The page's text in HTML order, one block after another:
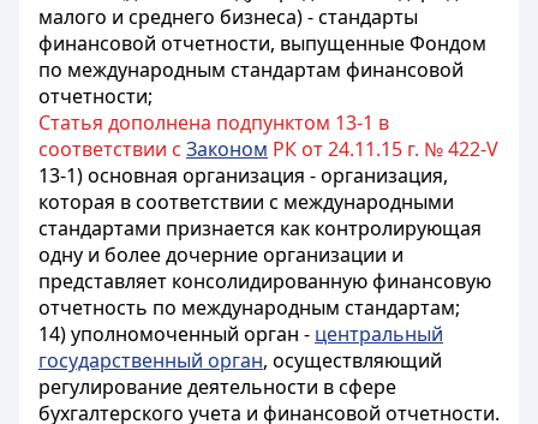
малого и среднего бизнеса) - стандарты
финансовой отчетности, выпущенные Фондом
по международным стандартам финансовой
отчетности;
Статья дополнена подпунктом 13-1 в
соответствии с Законом РК от 24.11.15 г. № 422-V
13-1) основная организация - организация,
которая в соответствии с международными
стандартами признается как контролирующая
одну и более дочерние организации и
представляет консолидированную финансовую
отчетность по международным стандартам;
14) уполномоченный орган - центральный
государственный орган, осуществляющий
регулирование деятельности в сфере
бухгалтерского учета и финансовой отчетности.